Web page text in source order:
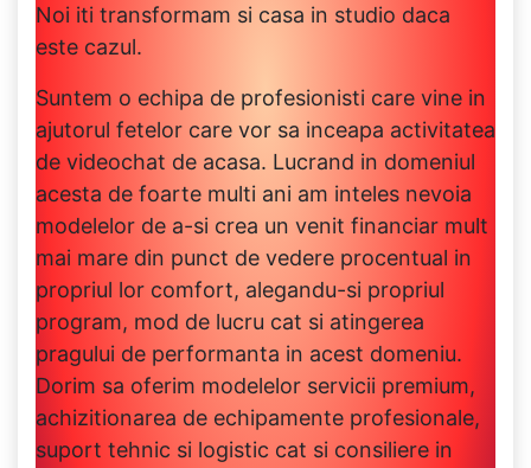
Noi iti transformam si casa in studio daca
este cazul.
Suntem o echipa de profesionisti care vine in
ajutorul fetelor care vor sa inceapa activitatea
de videochat de acasa. Lucrand in domeniul
acesta de foarte multi ani am inteles nevoia
modelelor de a-si crea un venit financiar mult
mai mare din punct de vedere procentual in
propriul lor comfort, alegandu-si propriul
program, mod de lucru cat si atingerea
pragului de performanta in acest domeniu.
Dorim sa oferim modelelor servicii premium,
achizitionarea de echipamente profesionale,
suport tehnic si logistic cat si consiliere in